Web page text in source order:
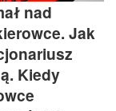
nad
Jak
Kiedy